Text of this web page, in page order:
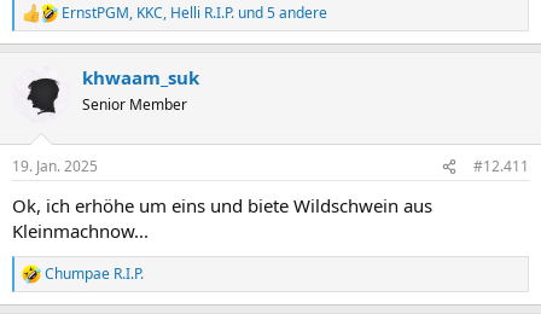
R
e
n
e
n
:
ErnstPGM, KKC, Helli R.I.P. und 5 andere
khwaam_suk
Senior Member
19. Jan. 2025 #12.411
Ok, ich erhöhe um eins und biete Wildschwein aus
Kleinmachnow...
R
e
Chumpae R.I.P.